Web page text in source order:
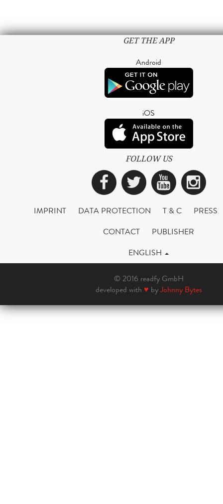
GET THE APP
Android
iOS
FOLLOW US
Facebook
Twitter
IMPRINT DATA PROTECTION T & C
PRESS
CONTACT
PUBLISHER
ENGLISH
© 2016 readfy GmbH
developed with ♥ byJohnny Bytes